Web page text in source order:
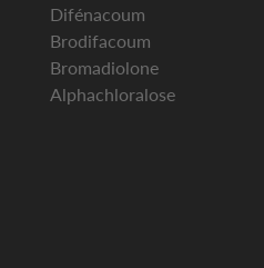
Difénacoum
Brodifacoum
Bromadiolone
Alphachloralose